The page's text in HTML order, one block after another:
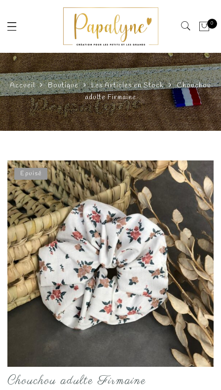
0
Accueil Boutique Les Articles en Stock
Chouchou
adulte Firmaine
Epuisé
Chouchou adulte Firmaine